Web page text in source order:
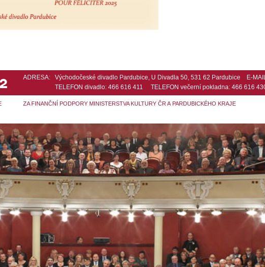
ADRESA: Východočeské divadlo Pardubice, U Divadla 50, 531 62 Pardubice E-
TELEFON divadlo: 466 616 411 TELEFON večerní pokladna: 466 616
ZA FINANČNÍ PODPORY MINISTERSTVA KULTURY ČR A PARDUBICKÉHO KRAJE